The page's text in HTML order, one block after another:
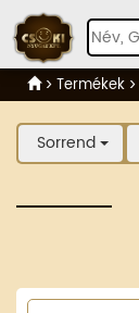
Termékek
Sorrend